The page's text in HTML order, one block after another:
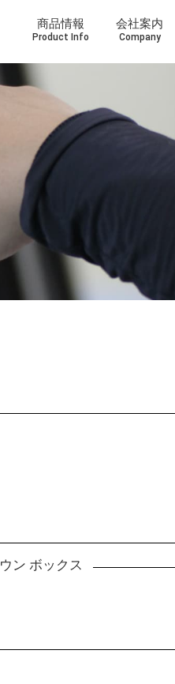
商品情報
Product Info
会社案内
Company
ン ボックス